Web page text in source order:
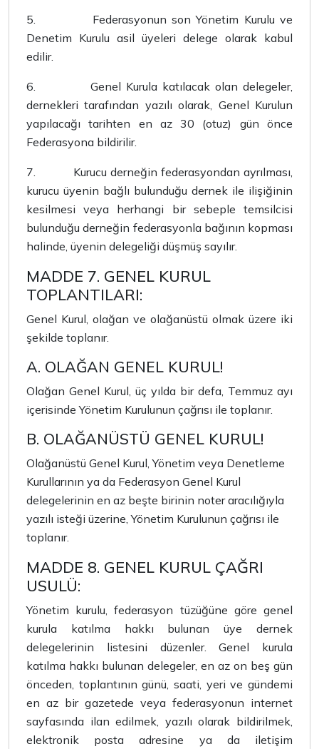
5.
Federasyonun son Yönetim Kurulu ve
Denetim Kurulu asil üyeleri delege olarak kabul
edilir.
6.
Genel Kurula katılacak olan delegeler,
dernekleri tarafından yazılı olarak, Genel Kurulun
yapılacağı tarihten en az 30 (otuz) gün önce
Federasyona bildirilir.
7.
Kurucu derneğin federasyondan ayrılması,
kurucu üyenin bağlı bulunduğu dernek ile ilişiğinin
kesilmesi veya herhangi bir sebeple temsilcisi
bulunduğu derneğin federasyonla bağının kopması
halinde, üyenin delegeliği düşmüş sayılır.
MADDE 7. GENEL KURUL
TOPLANTILARI:
Genel Kurul, olağan ve olağanüstü olmak üzere iki
şekilde toplanır.
A. OLAĞAN GENEL KURUL!
Olağan Genel Kurul, üç yılda bir defa, Temmuz ayı
içerisinde Yönetim Kurulunun çağrısı ile toplanır.
B. OLAĞANÜSTÜ GENEL KURUL!
Olağanüstü Genel Kurul, Yönetim veya Denetleme
Kurullarının ya da Federasyon Genel Kurul
delegelerinin en az beşte birinin noter aracılığıyla
yazılı isteği üzerine, Yönetim Kurulunun çağrısı ile
toplanır.
MADDE 8. GENEL KURUL ÇAĞRI
USULÜ:
Yönetim kurulu, federasyon tüzüğüne göre genel
kurula katılma hakkı bulunan üye dernek
delegelerinin listesini düzenler. Genel kurula
katılma hakkı bulunan delegeler, en az on beş gün
önceden, toplantının günü, saati, yeri ve gündemi
en az bir gazetede veya federasyonun internet
sayfasında ilan edilmek, yazılı olarak bildirilmek,
elektronik posta adresine ya da iletişim